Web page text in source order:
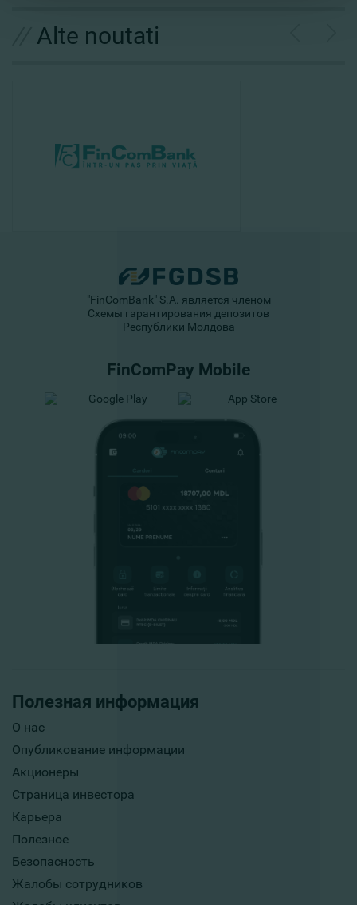
Alte noutati
Полезная информация
О нас
Опубликование информации
Акционеры
Страница инвестора
Карьера
Полезное
Безопасность
Жалобы сотрудников
"FinComBank" S.A. является членом
Схемы гарантирования депозитов
Республики Молдова
FinComPay Mobile